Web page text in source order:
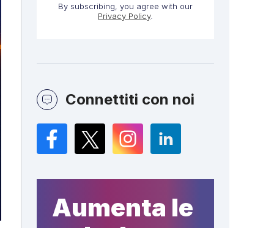
By subscribing, you agree with our
Privacy Policy.
Connettiti con noi
Facebook
TwitterInstagramLinkedIn
Aumenta le